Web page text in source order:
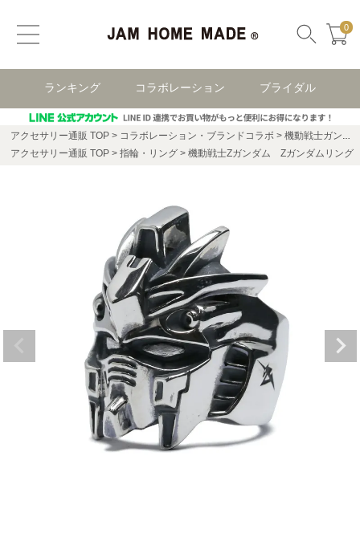
0
ランキング コラボレーション ブライダル
アクセサリー通販 TOP コラボレーション・ブランドコラボ
機動戦士ガンダム コラボレーション
アクセサリー通販 TOP
指輪・リング 機動戦士Zガンダム Zガンダムリング